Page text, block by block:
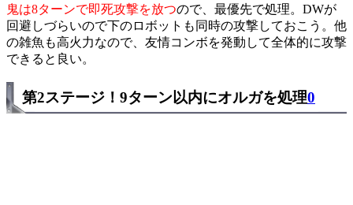
鬼は8ターンで即死攻撃を放つので、最優先で処理。DWが
回避しづらいので下のロボットも同時の攻撃しておこう。他
の雑魚も高火力なので、友情コンボを発動して全体的に攻撃
できると良い。
第2ステージ！9ターン以内にオルガを処理0